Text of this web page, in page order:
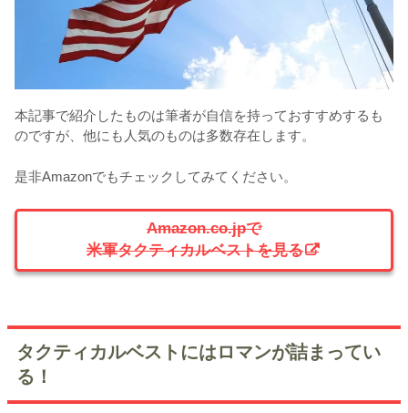
本記事で紹介したものは筆者が自信を持っておすすめするも
のですが、他にも人気のものは多数存在します。
是非Amazonでもチェックしてみてください。
Amazon.co.jpで
米軍タクティカルベストを見る
タクティカルベストにはロマンが詰まってい
る！